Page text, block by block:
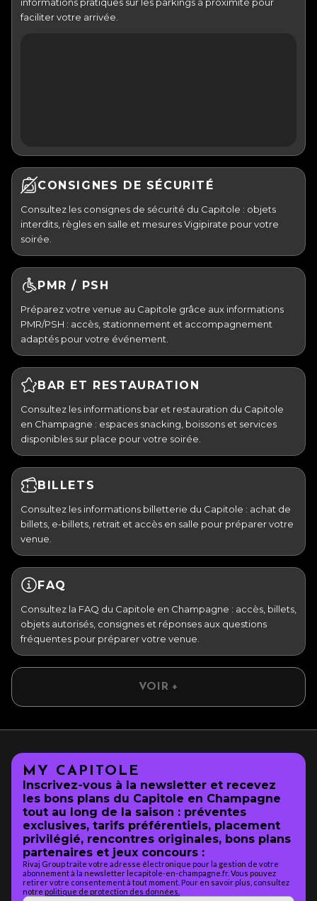
informations pratiques sur les parkings à proximité pour
faciliter votre arrivée.
CONSIGNES DE SÉCURITÉ
Consultez les consignes de sécurité du Capitole : objets
interdits, règles en salle et mesures Vigipirate pour votre
soirée.
PMR / PSH
Préparez votre venue au Capitole grâce aux informations
PMR/PSH : accès, stationnement et accompagnement
adaptés pour votre événement.
BAR ET RESTAURATION
Consultez les informations bar et restauration du Capitole
en Champagne : espaces snacking, boissons et services
disponibles sur place pour votre soirée.
BILLETS
Consultez les informations billetterie du Capitole : achat de
billets, e-billets, retrait et accès en salle pour préparer votre
venue.
FAQ
Consultez la FAQ du Capitole en Champagne : accès, billets,
objets autorisés, consignes et réponses aux questions
fréquentes pour préparer votre venue.
VOIR +
MY CAPITOLE
Inscrivez-vous à la newsletter et recevez
les bons plans du Capitole en Champagne
tout au long de la saison : préventes
exclusives, tarifs préférentiels, placement
privilégié, rencontres originales, bons plans
partenaires et jeux concours :
Rivaj Group traite votre adresse électronique pour la gestion de votre
abonnement à la newsletter lecapitole-en-champagne.fr. Vous pouvez
retirer votre consentement à tout moment. Pour en savoir plus, consultez
notre politique de protection des données.